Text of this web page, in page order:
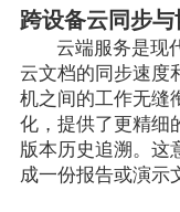
跨设备云同步
云端服务是现
云文档的同步速度
机之间的工作无缝
化，提供了更精细
版本历史追溯。这
成一份报告或演示